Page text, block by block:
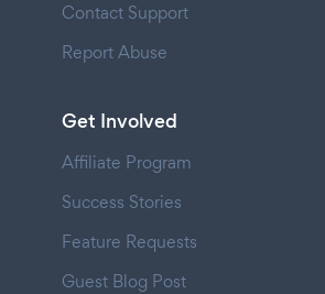
Contact Support
Report Abuse
Get Involved
Affiliate Program
Success Stories
Feature Requests
Guest Blog Post